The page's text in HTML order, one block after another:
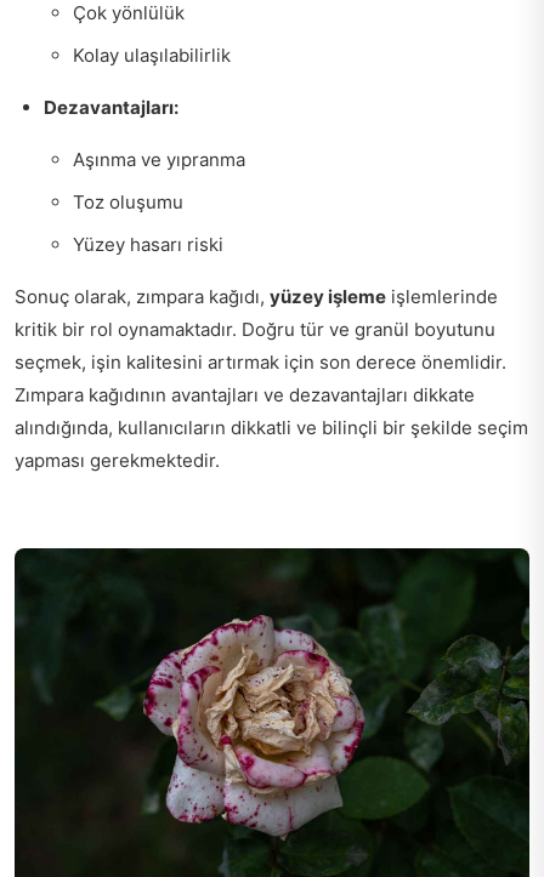
Çok yönlülük
Kolay ulaşılabilirlik
Dezavantajları:
Aşınma ve yıpranma
Toz oluşumu
Yüzey hasarı riski
Sonuç olarak, zımpara kağıdı, yüzey işleme işlemlerinde
kritik bir rol oynamaktadır. Doğru tür ve granül boyutunu
seçmek, işin kalitesini artırmak için son derece önemlidir.
Zımpara kağıdının avantajları ve dezavantajları dikkate
alındığında, kullanıcıların dikkatli ve bilinçli bir şekilde seçim
yapması gerekmektedir.